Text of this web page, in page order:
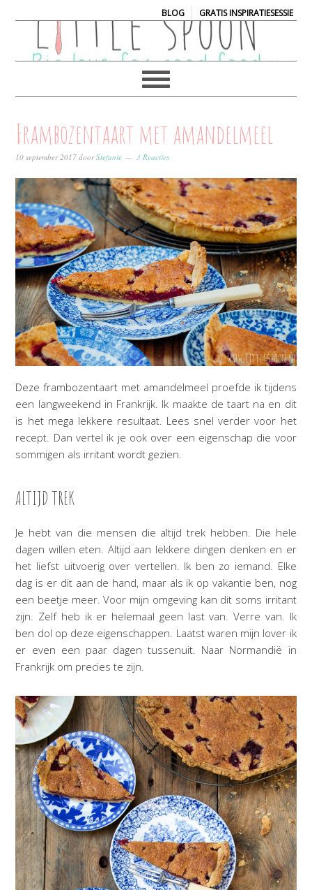
BLOG| GRATIS INSPIRATIESESSIE
Frambozentaart met amandelmeel
10 september 2017 doorStefanie 3 Reacties
Deze frambozentaart met amandelmeel proefde ik tijdens
een langweekend in Frankrijk. Ik maakte de taart na en dit
is het mega lekkere resultaat. Lees snel verder voor het
recept. Dan vertel ik je ook over een eigenschap die voor
sommigen als irritant wordt gezien.
ALTIJD TREK
Je hebt van die mensen die altijd trek hebben. Die hele
dagen willen eten. Altijd aan lekkere dingen denken en er
het liefst uitvoerig over vertellen. Ik ben zo iemand. Elke
dag is er dit aan de hand, maar als ik op vakantie ben, nog
een beetje meer. Voor mijn omgeving kan dit soms irritant
zijn. Zelf heb ik er helemaal geen last van. Verre van. Ik
ben dol op deze eigenschappen. Laatst waren mijn lover ik
er even een paar dagen tussenuit. Naar Normandië in
Frankrijk om precies te zijn.